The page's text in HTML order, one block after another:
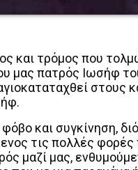
και τρόμος που
μας πατρός Ιωσήφ
και συγκίνηση,
τις πολλές
μαζί μας,